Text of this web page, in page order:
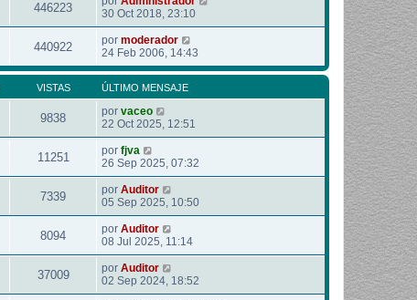
446223
30 Oct 2018, 23:10
440922 por moderador
24 Feb 2006, 14:43
VISTAS ÚLTIMO MENSAJE
9838 por vaceo
22 Oct 2025, 12:51
11251 por fjva
26 Sep 2025, 07:32
7339 por Auditor
05 Sep 2025, 10:50
8094 por Auditor
08 Jul 2025, 11:14
37009 por Auditor
02 Sep 2024, 18:52